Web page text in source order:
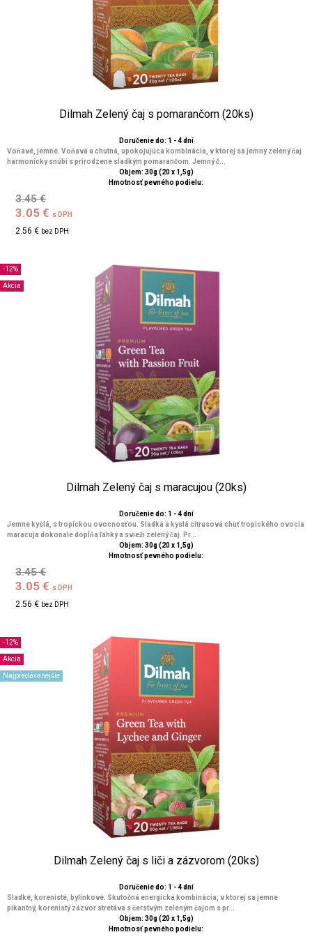
Dilmah Zelený čaj s pomarančom (20ks)
Doručenie do: 1 - 4 dní
Voňavé, jemné. Voňavá a chutná, upokojujúca kombinácia, v ktorej sa jemný zelený čaj
harmonicky snúbi s prirodzene sladkým pomarančom. Jemný č...
Objem: 30g (20 x 1,5g)
Hmotnosť pevného podielu:
3.45 €
3.05 € s DPH
2.56 € bez DPH
-12%
Akcia
Dilmah Zelený čaj s maracujou (20ks)
Doručenie do: 1 - 4 dní
Jemne kyslá, s tropickou ovocnosťou. Sladká a kyslá citrusová chuť tropického ovocia
maracuja dokonale dopĺňa ľahký a svieži zelený čaj. Pr...
Objem: 30g (20 x 1,5g)
Hmotnosť pevného podielu:
3.45 €
3.05 € s DPH
2.56 € bez DPH
-12%
Akcia
Najpredávanejšie
Dilmah Zelený čaj s liči a zázvorom (20ks)
Doručenie do: 1 - 4 dní
Sladké, korenisté, bylinkové. Skutočná energická kombinácia, v ktorej sa jemne
pikantný, korenistý zázvor stretáva s čerstvým zeleným čajom s pr...
Objem: 30g (20 x 1,5g)
Hmotnosť pevného podielu: